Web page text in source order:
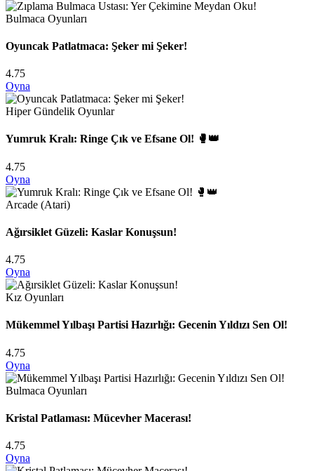
Bulmaca Oyunları
Oyuncak Patlatmaca: Şeker mi Şeker!
4.75
Oyna
Hiper Gündelik Oyunlar
Yumruk Kralı: Ringe Çık ve Efsane Ol! 🥊👑
4.75
Oyna
Arcade (Atari)
Ağırsiklet Güzeli: Kaslar Konuşsun!
4.75
Oyna
Kız Oyunları
Mükemmel Yılbaşı Partisi Hazırlığı: Gecenin Yıldızı Sen Ol!
4.75
Oyna
Bulmaca Oyunları
Kristal Patlaması: Mücevher Macerası!
4.75
Oyna